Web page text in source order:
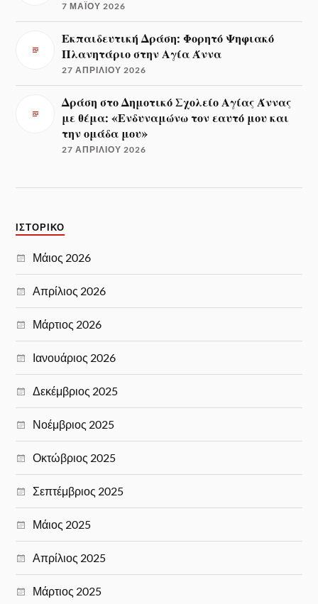
7 ΜΑΪ́ΟΥ 2026
Εκπαιδευτική Δράση: Φορητό Ψηφιακό
Πλανητάριο στην Αγία Άννα
27 ΑΠΡΙΛΊΟΥ 2026
Δράση στο Δημοτικό Σχολείο Αγίας Άννας
με θέμα: «Ενδυναμώνω τον εαυτό μου και
την ομάδα μου»
27 ΑΠΡΙΛΊΟΥ 2026
ΙΣΤΟΡΙΚΌ
Μάιος 2026
Απρίλιος 2026
Μάρτιος 2026
Ιανουάριος 2026
Δεκέμβριος 2025
Νοέμβριος 2025
Οκτώβριος 2025
Σεπτέμβριος 2025
Μάιος 2025
Απρίλιος 2025
Μάρτιος 2025